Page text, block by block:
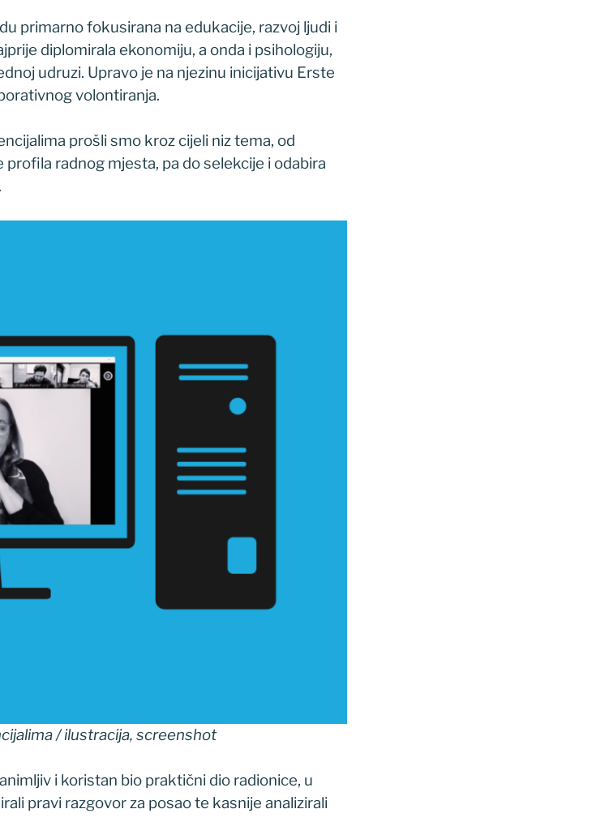
primarno fokusirana na edukacije, razvoj ljudi i
diplomirala ekonomiju, a onda i psihologiju,
udruzi. Upravo je na njezinu inicijativu Erste
volontiranja.
prošli smo kroz cijeli niz tema, od
radnog mjesta, pa do selekcije i odabira
/ ilustracija, screenshot
i koristan bio praktični dio radionice, u
pravi razgovor za posao te kasnije analizirali